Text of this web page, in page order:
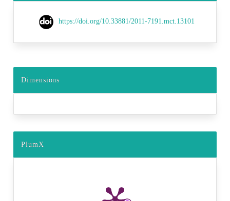
https://doi.org/10.33881/2011-7191.mct.13101
Dimensions
PlumX